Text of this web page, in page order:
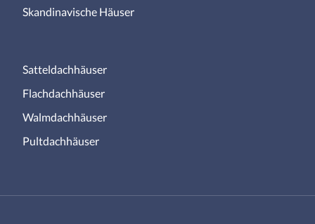
Skandinavische Häuser
Satteldachhäuser
Flachdachhäuser
Walmdachhäuser
Pultdachhäuser